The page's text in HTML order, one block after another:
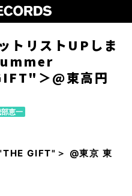
トリストUPしま
＞@東高円
恵一
GIFT"＞ @東京 東